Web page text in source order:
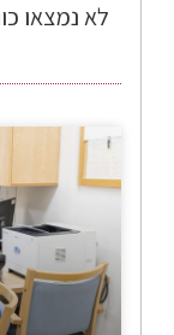
לא נמצאו